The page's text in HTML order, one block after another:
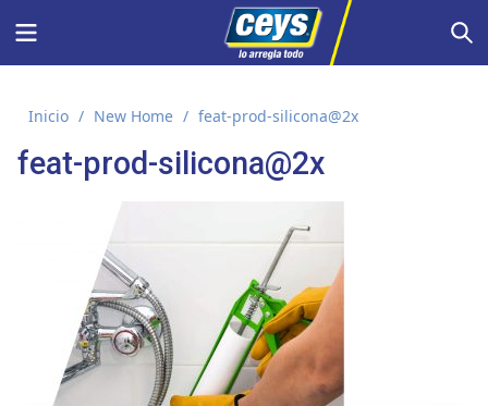
Menu
Inicio / New Home / feat-prod-silicona@2x
feat-prod-silicona@2x